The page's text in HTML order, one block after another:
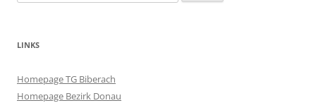
nach:
LINKS
Homepage TG Biberach
Homepage Bezirk Donau